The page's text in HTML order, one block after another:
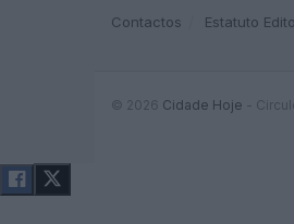
Contactos Estatuto
© 2026 Cidade Hoje -